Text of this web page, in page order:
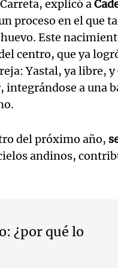
explicó a
proceso en el que
Este
centro, que ya
Yastal, ya libre, y
integrándose a una
del próximo año,
andinos,
¿por qué lo